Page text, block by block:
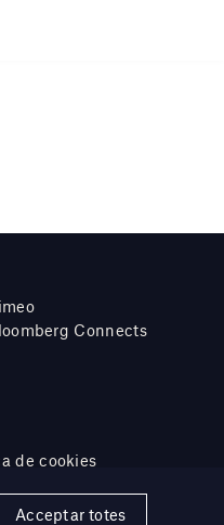
Connects
de cookies
Acceptar totes